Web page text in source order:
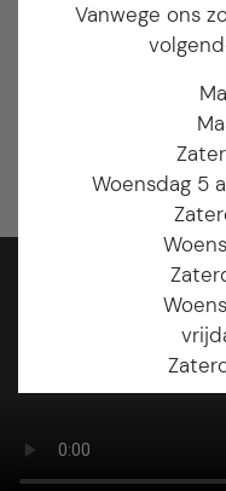
VOLG
Vanwege ons
Woensdag 5